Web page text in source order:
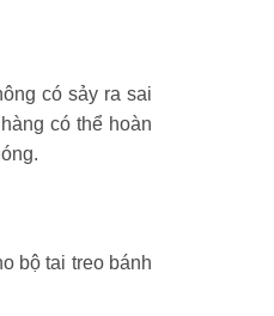
có sảy ra sai
có thể hoàn
bộ tai treo bánh